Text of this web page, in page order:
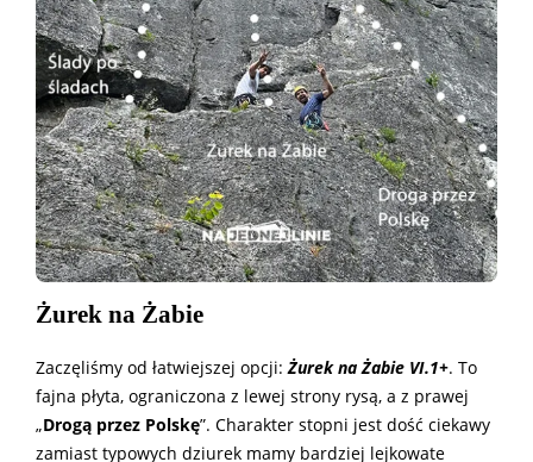
Żurek na Żabie
Zaczęliśmy od łatwiejszej opcji:Żurek na Żabie VI.1+. To
fajna płyta, ograniczona z lewej strony rysą, a z prawej
„Drogą przez Polskę”. Charakter stopni jest dość ciekawy
zamiast typowych dziurek mamy bardziej lejkowate